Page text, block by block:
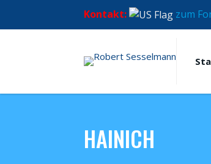
Kontakt: zum
HAINICH